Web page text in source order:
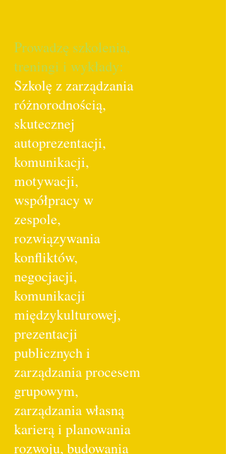
Prowadzę szkolenia,
treningi i wykłady:
Szkolę z zarządzania
różnorodnością,
skutecznej
autoprezentacji,
komunikacji,
motywacji,
współpracy w
zespole,
rozwiązywania
konfliktów,
negocjacji,
komunikacji
międzykulturowej,
prezentacji
publicznych i
zarządzania procesem
grupowym,
zarządzania własną
karierą i planowania
rozwoju, budowania